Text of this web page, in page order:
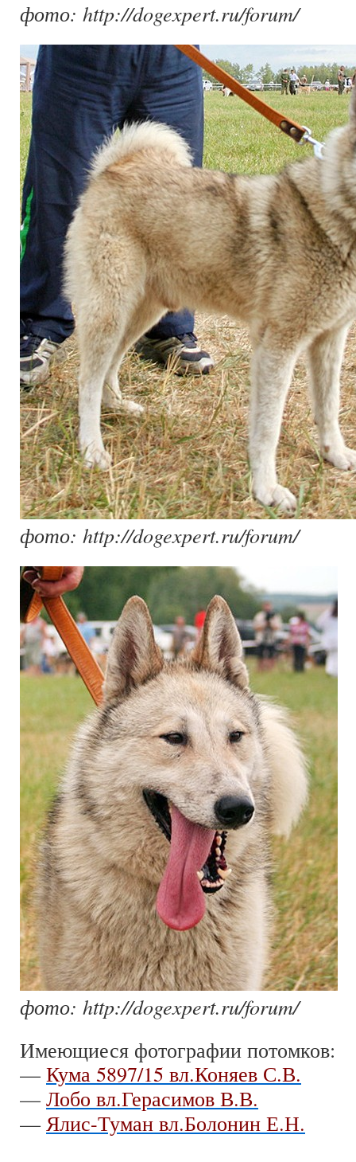
фото: http://dogexpert.ru/forum/
фото: http://dogexpert.ru/forum/
фото: http://dogexpert.ru/forum/
Имеющиеся фотографии потомков:
— Кума 5897/15 вл.Коняев С.В.
— Лобо вл.Герасимов В.В.
— Ялис-Туман вл.Болонин Е.Н.